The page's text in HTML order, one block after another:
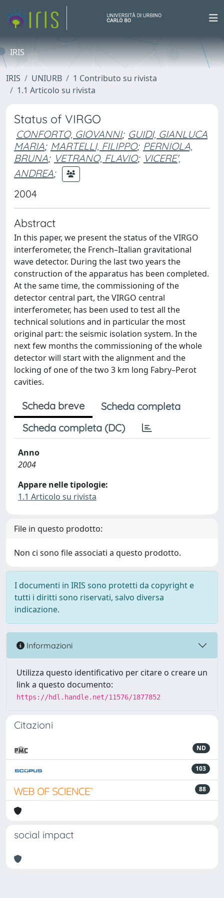
IRIS
IRIS UNIURB
1 Contributo su rivista
1.1 Articolo su rivista
Status of VIRGO
CONFORTO, GIOVANNI; GUIDI, GIANLUCA
MARIA; MARTELLI, FILIPPO; PERNIOLA,
BRUNA; VETRANO, FLAVIO; VICERE',
ANDREA;
2004
Abstract
In this paper, we present the status of the VIRGO
interferometer, the French–Italian gravitational
wave detector. During the last two years the
construction of the apparatus has been completed.
At the same time, the commissioning of the
detector central part, the VIRGO central
interferometer, has been used to test all the
technical solutions and in particular the most
original part: the seismic isolation system. In the
next few months the commissioning of the whole
detector will start with the alignment and the
locking of one of the two 3 km long Fabry–Perot
cavities.
Scheda breve
Scheda completa
Scheda completa (DC)
Anno
2004
Appare nelle tipologie:
1.1 Articolo su rivista
File in questo prodotto:
Non ci sono file associati a questo prodotto.
I documenti in IRIS sono protetti da copyright e
tutti i diritti sono riservati, salvo diversa
indicazione.
Informazioni
Utilizza questo identificativo per citare o creare un
link a questo documento:
https://hdl.handle.net/11576/1877852
Citazioni
ND
103
88
social impact